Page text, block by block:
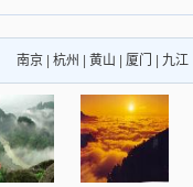
南京 杭州 黄山 厦门 九江